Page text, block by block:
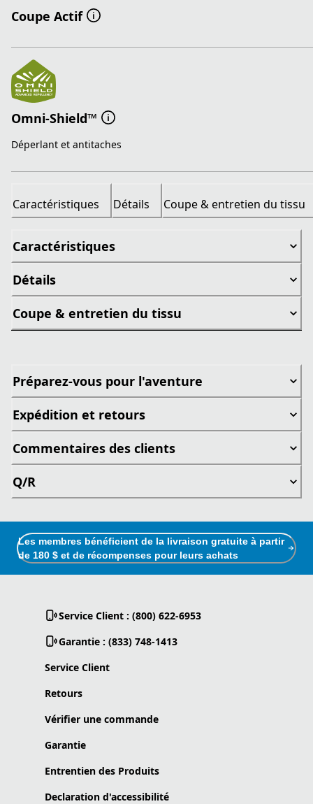
Coupe Actif
Omni-Shield™
Déperlant et antitaches
Caractéristiques Détails Coupe & entretien du tissu
Caractéristiques
Détails
Coupe & entretien du tissu
Préparez-vous pour l'aventure
Expédition et retours
Commentaires des clients
Q/R
Les membres bénéficient de la livraison gratuite à partir
de 180 $ et de récompenses pour leurs achats
Service Client : (800) 622-6953
Garantie : (833) 748-1413
Service Client
Retours
Vérifier une commande
Garantie
Entrentien des Produits
Declaration d'accessibilité